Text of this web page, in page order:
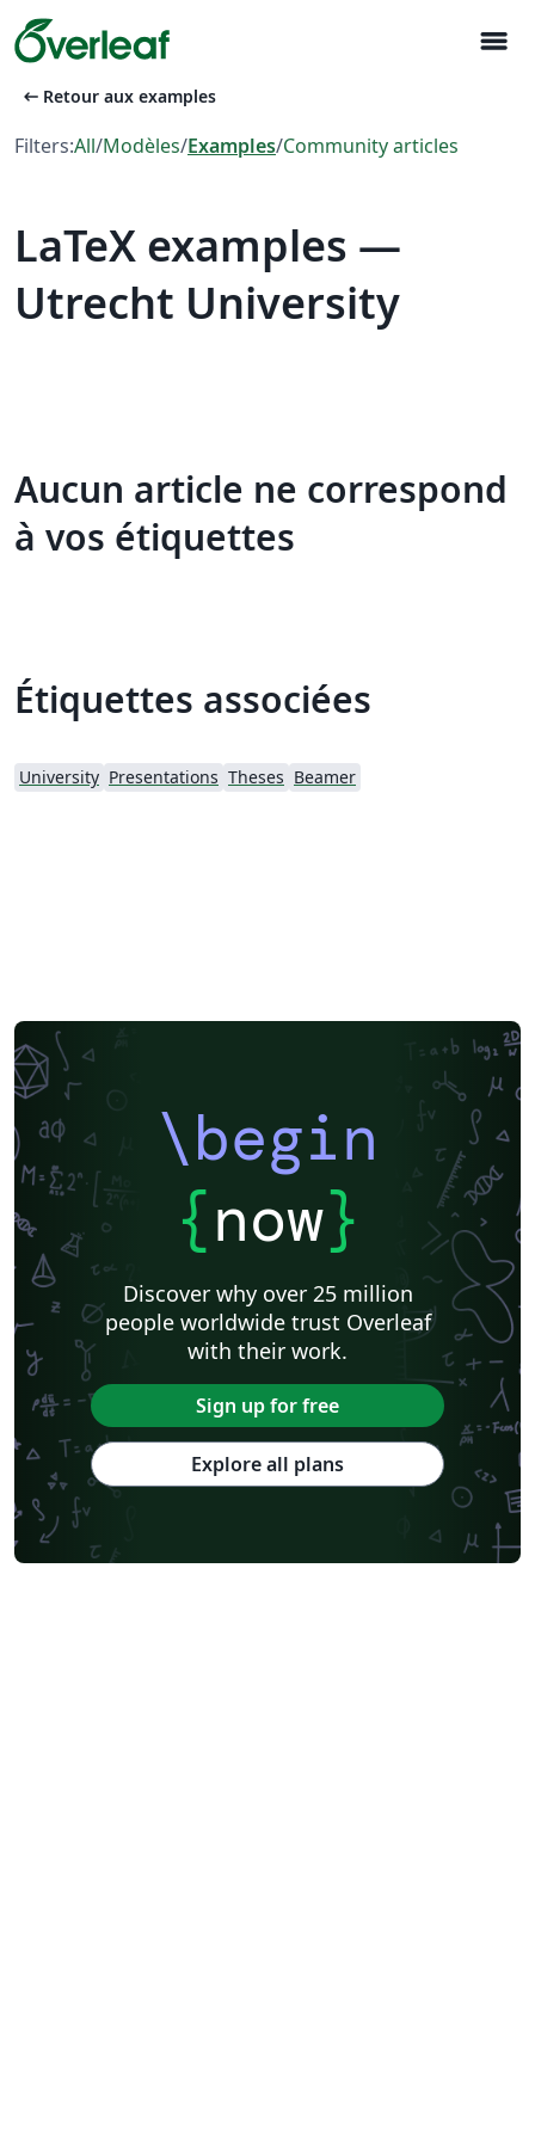
menu
arrow_left_alt Retour aux examples
Filters:All/Modèles/Examples/Community articles
LaTeX examples —
Utrecht University
Aucun article ne correspond
à vos étiquettes
Étiquettes associées
University Presentations Theses Beamer
\begin
{now}
Discover why over 25 million
people worldwide trust Overleaf
with their work.
Sign up for free
Explore all plans